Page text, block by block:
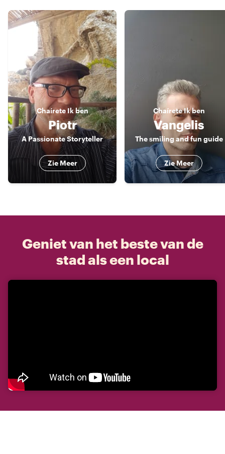
ChaíreteIk ben
Piotr
A Passionate Storyteller
Zie Meer
ChaíreteIk ben
Vangelis
The smiling and fun guide
Zie Meer
Geniet van het beste van de
stad als een local